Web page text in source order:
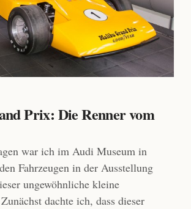
Prix: Die Renner vom
war ich im Audi Museum in
Fahrzeugen in der Ausstellung
ungewöhnliche kleine
dachte ich, dass dieser